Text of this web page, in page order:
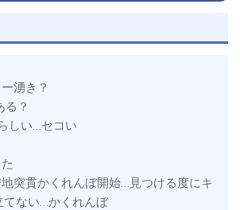
湧き？
る？
しい…セコい
突貫かくれんぼ開始…見つける度にキ
ない…かくれんぼ